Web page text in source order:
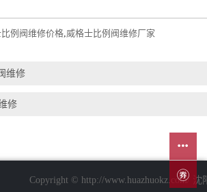
例阀维修价格,威格士比例阀维修厂家
维修
修
Copyright © http://www.huazhuokz.com/